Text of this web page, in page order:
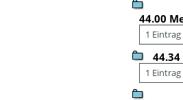
44.00
1 Eintrag
1 Eintrag